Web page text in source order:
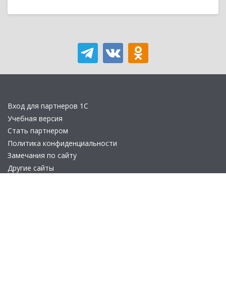
Вход для партнеров 1С
Учебная версия
Стать партнером
Политика конфиденциальности
Замечания по сайту
Другие сайты